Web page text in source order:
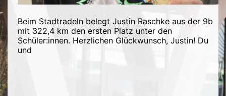
Beim Stadtradeln belegt Justin Raschke aus der 9b
mit 322,4 km den ersten Platz unter den
Schüler:innen. Herzlichen Glückwunsch, Justin! Du
und